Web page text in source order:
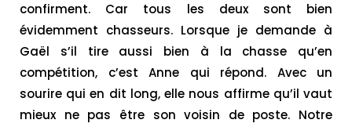
confirment. Car tous les deux sont bien
évidemment chasseurs. Lorsque je demande à
Gaël s’il tire aussi bien à la chasse qu’en
compétition, c’est Anne qui répond. Avec un
sourire qui en dit long, elle nous affirme qu’il vaut
mieux ne pas être son voisin de poste. Notre